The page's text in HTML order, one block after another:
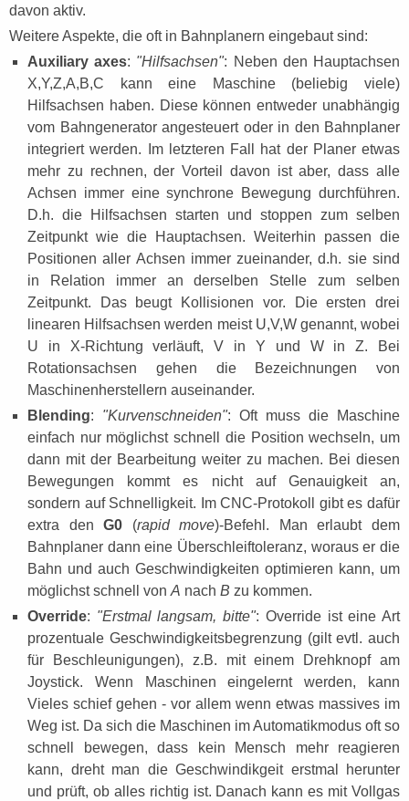
davon aktiv.
Weitere Aspekte, die oft in Bahnplanern eingebaut sind:
Auxiliary axes: "Hilfsachsen": Neben den Hauptachsen
X,Y,Z,A,B,C kann eine Maschine (beliebig viele)
Hilfsachsen haben. Diese können entweder unabhängig
vom Bahngenerator angesteuert oder in den Bahnplaner
integriert werden. Im letzteren Fall hat der Planer etwas
mehr zu rechnen, der Vorteil davon ist aber, dass alle
Achsen immer eine synchrone Bewegung durchführen.
D.h. die Hilfsachsen starten und stoppen zum selben
Zeitpunkt wie die Hauptachsen. Weiterhin passen die
Positionen aller Achsen immer zueinander, d.h. sie sind
in Relation immer an derselben Stelle zum selben
Zeitpunkt. Das beugt Kollisionen vor. Die ersten drei
linearen Hilfsachsen werden meist U,V,W genannt, wobei
U in X-Richtung verläuft, V in Y und W in Z. Bei
Rotationsachsen gehen die Bezeichnungen von
Maschinenherstellern auseinander.
Blending: "Kurvenschneiden": Oft muss die Maschine
einfach nur möglichst schnell die Position wechseln, um
dann mit der Bearbeitung weiter zu machen. Bei diesen
Bewegungen kommt es nicht auf Genauigkeit an,
sondern auf Schnelligkeit. Im CNC-Protokoll gibt es dafür
extra denG0 (rapid move)-Befehl. Man erlaubt dem
Bahnplaner dann eine Überschleiftoleranz, woraus er die
Bahn und auch Geschwindigkeiten optimieren kann, um
möglichst schnell von A nach B zu kommen.
Override: "Erstmal langsam, bitte": Override ist eine Art
prozentuale Geschwindigkeitsbegrenzung (gilt evtl. auch
für Beschleunigungen), z.B. mit einem Drehknopf am
Joystick. Wenn Maschinen eingelernt werden, kann
Vieles schief gehen - vor allem wenn etwas massives im
Weg ist. Da sich die Maschinen im Automatikmodus oft so
schnell bewegen, dass kein Mensch mehr reagieren
kann, dreht man die Geschwindikgeit erstmal herunter
und prüft, ob alles richtig ist. Danach kann es mit Vollgas